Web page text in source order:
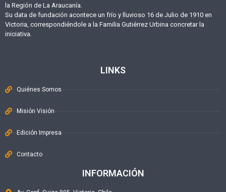
la Región de La Araucanía.
Su data de fundación acontece un frío y lluvioso 16 de Julio de 1910 en
Victoria, correspondiéndole a la Familia Gutiérrez Urbina concretar la
iniciativa.
LINKS
Quiénes Somos
Misión Visión
Edición Impresa
Contacto
INFORMACIÓN